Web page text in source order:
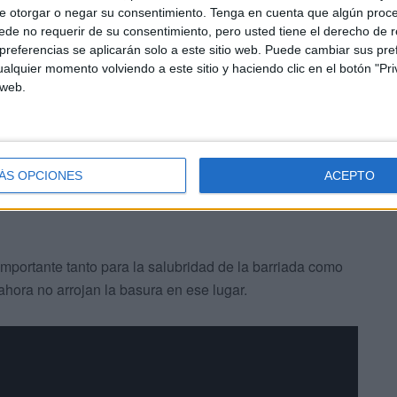
otorgar o negar su consentimiento. Tenga en cuenta que algún
no requerir de su consentimiento, pero usted tiene el derecho de
se aplicarán solo a este sitio web. Puede cambiar sus
momento volviendo a este sitio y haciendo clic en el botón
OPCIONES ACEPTO
de Medio Ambiente de que le colocarían una
vallarían todo para mantenerlo más cuidado. Esas
que llevo gastado un dineral. He comprado 60 sacos
podía ni clavar la zoleta y he sembrado abono.
huerto por lo que sale de mi bolsillo. Quitando que
y lo echamos ahí”.
tanto para la salubridad de la barriada como
no arrojan la basura en ese lugar.